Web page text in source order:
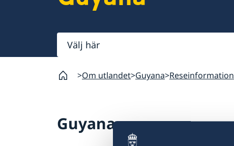
Välj
här
Om utlandet Guyana Reseinformation
Guyana